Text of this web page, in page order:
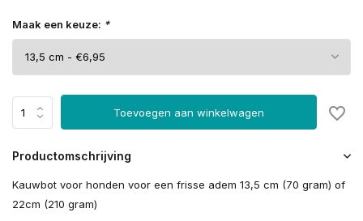
Maak een keuze: *
Toevoegen aan winkelwagen
Productomschrijving
Kauwbot voor honden voor een frisse adem 13,5 cm (70 gram) of
22cm (210 gram)